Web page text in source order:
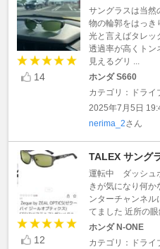
14
サングラスは当然
物の輪郭をはっき
光と言えばタレッ
透過率が高くトン
見えるグリ ...
ホンダ S660
カテゴリ：ドライ
2025年7月5日
nerima_2さん
12
TALEX サング
運転中 ダッシュ
きが気になり何
ンターチャンネル
てました 近所の眼
ホンダ N-ONE
カテゴリ：ドライ